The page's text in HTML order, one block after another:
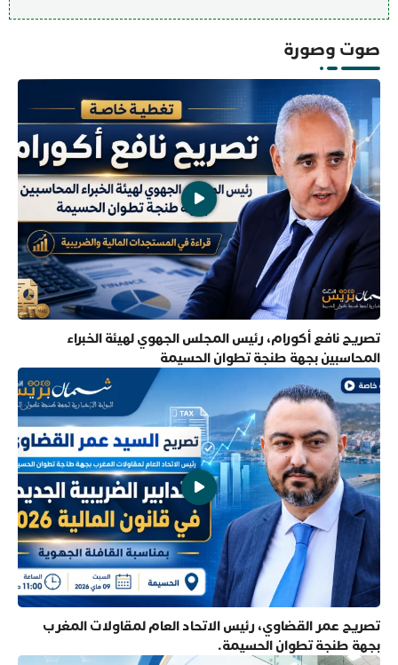
صوت وصورة
تصريح نافع أكورام، رئيس المجلس الجهوي لهيئة الخبراء
المحاسبين بجهة طنجة تطوان الحسيمة
تصريح عمر القضاوي، رئيس الاتحاد العام لمقاولات المغرب
بجهة طنجة تطوان الحسيمة.